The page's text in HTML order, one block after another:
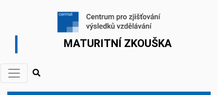
MATURITNÍ ZKOUŠKA